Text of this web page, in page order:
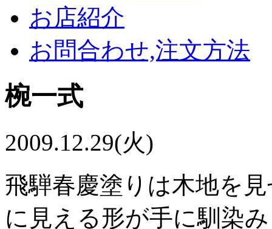
お店紹介
お問合わせ,注文方法
椀一式
2009.12.29(火)
飛騨春慶塗りは木地を
に見える形が手に馴染